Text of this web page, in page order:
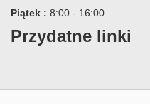
Piątek : 8:00 - 16:00
Przydatne linki